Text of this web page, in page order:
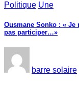
Politique Une
Ousmane Sonko : «
pas participer…»
barre solaire